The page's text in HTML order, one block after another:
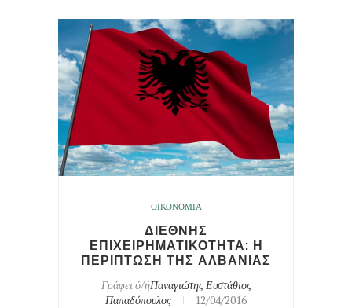
ΟΙΚΟΝΟΜΙΑ
ΔΙΕΘΝΗΣ
ΕΠΙΧΕΙΡΗΜΑΤΙΚΟΤΗΤΑ: Η
ΠΕΡΙΠΤΩΣΗ ΤΗΣ ΑΛΒΑΝΙΑΣ
Γράφει ό/ήΠαναγιώτης Ευστάθιος
Παπαδόπουλος
12/04/2016